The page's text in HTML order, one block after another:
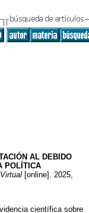
AL DEBIDO
POLÍTICA
[online]. 2025,
científica sobre